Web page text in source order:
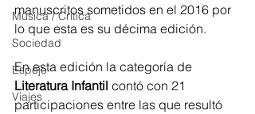
Música / Crítica
Sociedad
Espejo
Viajes
manuscritos sometidos en el 2016 por
lo que esta es su décima edición.
En esta edición la categoría de
Literatura Infantil contó con 21
participaciones entre las que resultó